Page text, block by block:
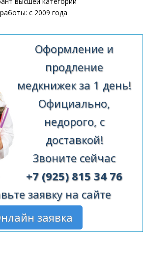
с 2009 года
Оформление и
продление
медкнижек за 1 день!
Официально,
недорого, с
доставкой!
Звоните сейчас
+7 (925) 815 34 76
заявку на сайте
заявка